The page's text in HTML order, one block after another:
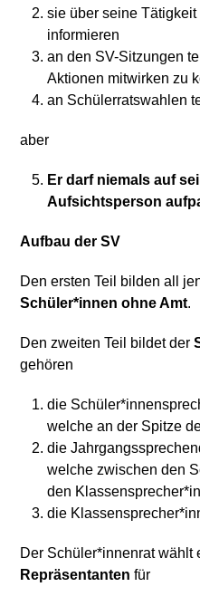
sie über seine
informieren
an den SV-Sitzungen
Aktionen mitwirken zu
an Schülerratswahlen
aber
Er darf niemals auf
Aufsichtsperson
Aufbau der SV
Den ersten Teil bilden all
Schüler*innen ohne Amt.
Den zweiten Teil bildet der
gehören
die
welche an der Spitze
die
welche zwischen den
den
die
Der Schüler*innenrat wählt
Repräsentanten für